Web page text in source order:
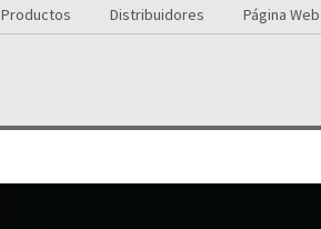
Productos Distribuidores Página Web